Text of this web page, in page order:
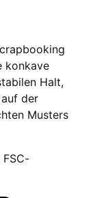
konkave
Halt,
der
Musters
FSC-